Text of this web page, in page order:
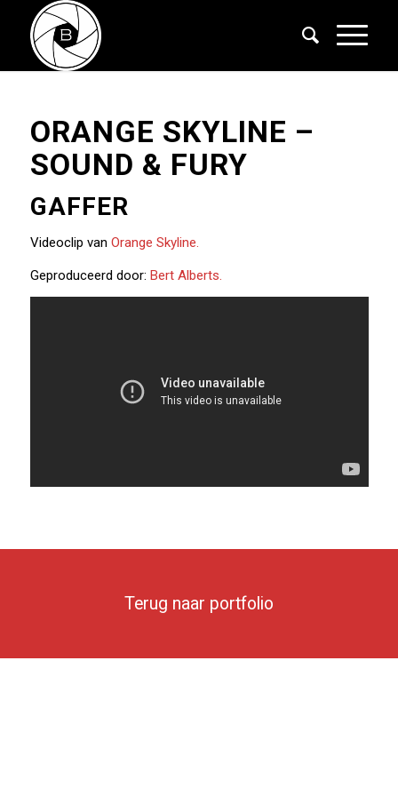
ORANGE SKYLINE –
SOUND & FURY
GAFFER
Videoclip van Orange Skyline.
Geproduceerd door: Bert Alberts.
Terug naar portfolio